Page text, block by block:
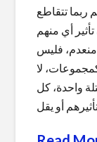
ربما تتقاطع
أي منهم
فليس
لا
واحدة، كل